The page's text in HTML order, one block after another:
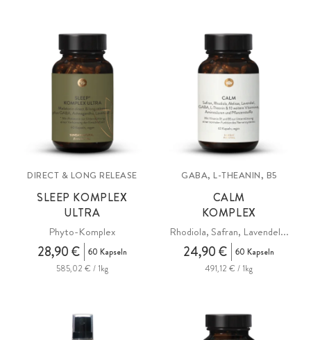
DIRECT & LONG RELEASE
SLEEP KOMPLEX
ULTRA
Phyto-Komplex
28,90 €
60 Kapseln
585,02 € / 1kg
GABA, L-THEANIN, B5
CALM
KOMPLEX
Rhodiola, Safran, Lavendel...
24,90 €
60 Kapseln
491,12 € / 1kg